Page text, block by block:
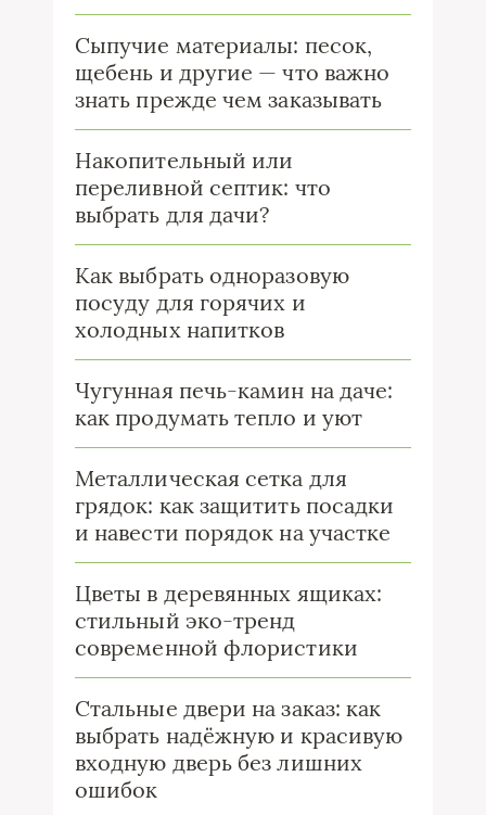
Сыпучие материалы: песок,
щебень и другие — что важно
знать прежде чем заказывать
Накопительный или
переливной септик: что
выбрать для дачи?
Как выбрать одноразовую
посуду для горячих и
холодных напитков
Чугунная печь-камин на даче:
как продумать тепло и уют
Металлическая сетка для
грядок: как защитить посадки
и навести порядок на участке
Цветы в деревянных ящиках:
стильный эко-тренд
современной флористики
Стальные двери на заказ: как
выбрать надёжную и красивую
входную дверь без лишних
ошибок